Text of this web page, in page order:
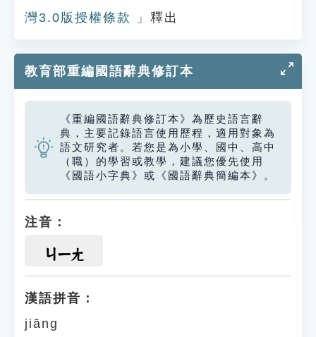
灣3.0版授權條款
」釋出
教育部重編國語辭典修訂本
《重編國語辭典修訂本》為歷史語言辭
典，主要記錄語言使用歷程，適用對象為
語文研究者。若您是為小學、國中、高中
（職）的學習或教學，建議您優先使用
《國語小字典》或《國語辭典簡編本》。
注音：
ㄐㄧㄤ
漢語拼音：
jiāng